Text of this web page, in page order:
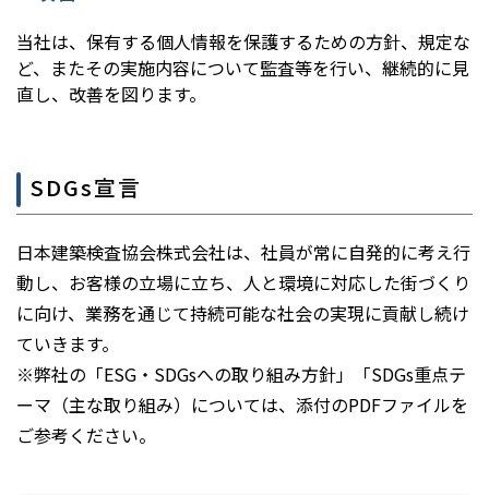
当社は、保有する個人情報を保護するための方針、規定な
ど、またその実施内容について監査等を行い、継続的に見
直し、改善を図ります。
SDGs宣言
日本建築検査協会株式会社は、社員が常に自発的に考え行
動し、お客様の立場に立ち、人と環境に対応した街づくり
に向け、業務を通じて持続可能な社会の実現に貢献し続け
ていきます。
※弊社の「ESG・SDGsへの取り組み方針」「SDGs重点テ
ーマ（主な取り組み）については、添付のPDFファイルを
ご参考ください。